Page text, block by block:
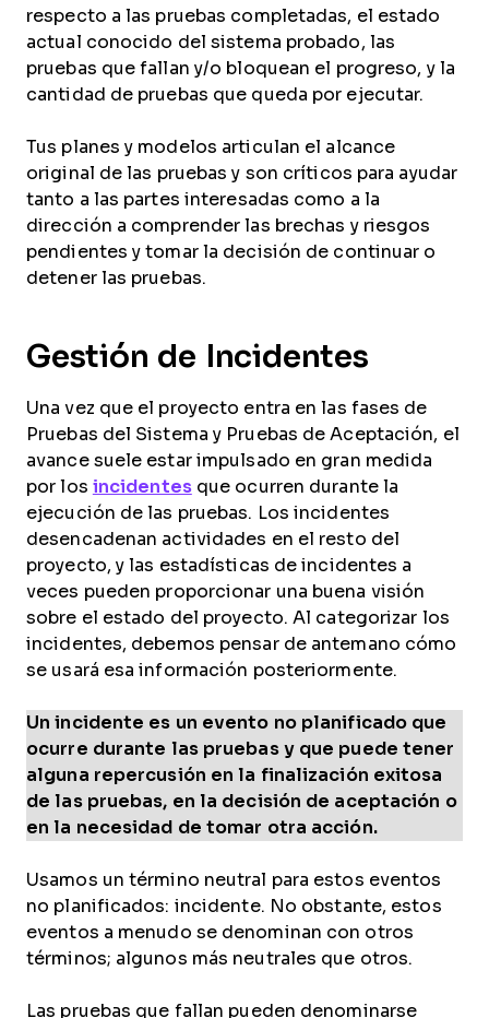
respecto a las pruebas completadas, el estado
actual conocido del sistema probado, las
pruebas que fallan y/o bloquean el progreso, y la
cantidad de pruebas que queda por ejecutar.
Tus planes y modelos articulan el alcance
original de las pruebas y son críticos para ayudar
tanto a las partes interesadas como a la
dirección a comprender las brechas y riesgos
pendientes y tomar la decisión de continuar o
detener las pruebas.
Gestión de Incidentes
Una vez que el proyecto entra en las fases de
Pruebas del Sistema y Pruebas de Aceptación, el
avance suele estar impulsado en gran medida
por los incidentesque ocurren durante la
ejecución de las pruebas. Los incidentes
desencadenan actividades en el resto del
proyecto, y las estadísticas de incidentes a
veces pueden proporcionar una buena visión
sobre el estado del proyecto. Al categorizar los
incidentes, debemos pensar de antemano cómo
se usará esa información posteriormente.
Un incidente es un evento no planificado que
ocurre durante las pruebas y que puede tener
alguna repercusión en la finalización exitosa
de las pruebas, en la decisión de aceptación o
en la necesidad de tomar otra acción.
Usamos un término neutral para estos eventos
no planificados: incidente. No obstante, estos
eventos a menudo se denominan con otros
términos; algunos más neutrales que otros.
Las pruebas que fallan pueden denominarse